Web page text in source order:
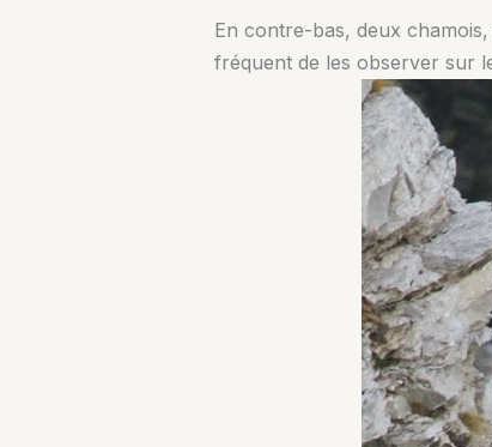
En contre-bas, deux
fréquent de les observer sur